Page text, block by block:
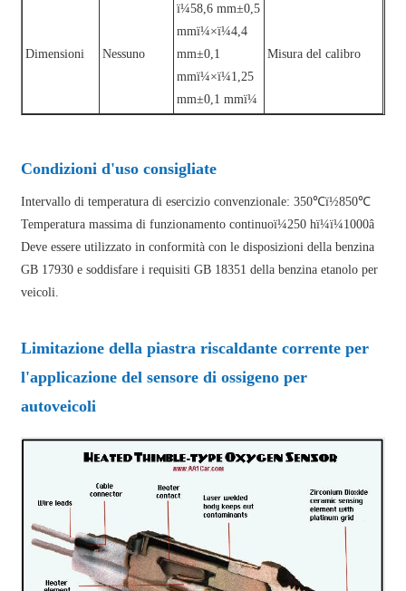
Dimensioni Nessuno
ï¼58,6 mm±0,5
mmï¼×ï¼4,4
mm±0,1
mmï¼×ï¼1,25
mm±0,1 mmï¼
Misura del calibro
Condizioni d'uso consigliate
Intervallo di temperatura di esercizio convenzionale: 350℃ï½850℃
Temperatura massima di funzionamento continuoï¼250 hï¼ï¼1000â
Deve essere utilizzato in conformità con le disposizioni della benzina
GB 17930 e soddisfare i requisiti GB 18351 della benzina etanolo per
veicoli.
Limitazione della piastra riscaldante corrente per
l'applicazione del sensore di ossigeno per
autoveicoli